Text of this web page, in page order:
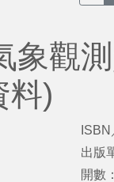
象觀
料)
出版
開數